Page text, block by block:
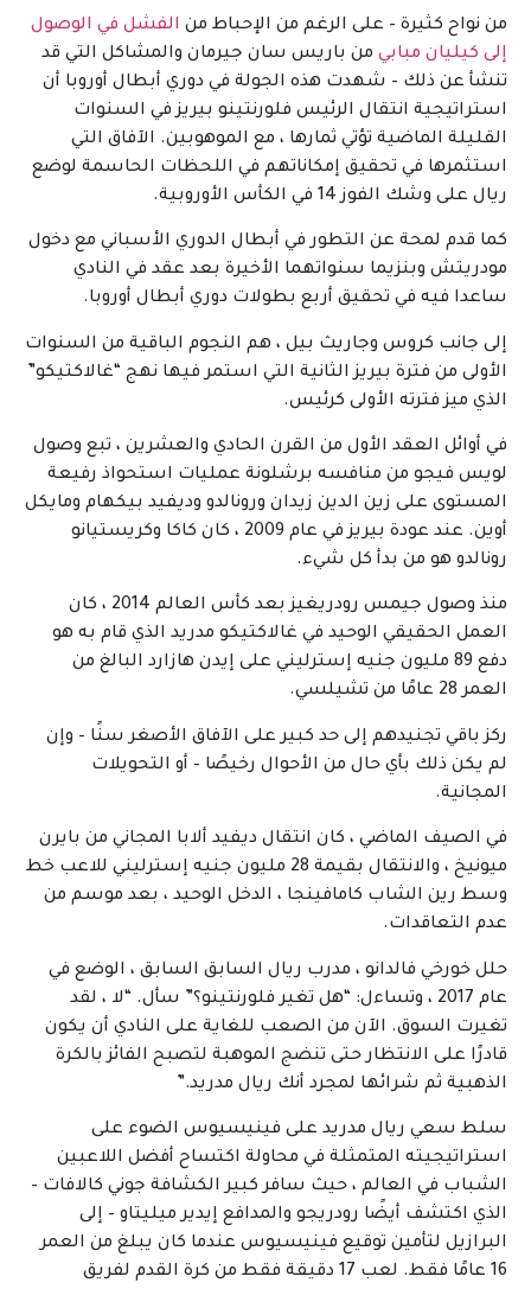
من نواح كثيرة – على الرغم من الإحباط من الفشل في الوصول
إلى كيليان مبابي من باريس سان جيرمان والمشاكل التي قد
تنشأ عن ذلك – شهدت هذه الجولة في دوري أبطال أوروبا أن
استراتيجية انتقال الرئيس فلورنتينو بيريز في السنوات
القليلة الماضية تؤتي ثمارها ، مع الموهوبين. الآفاق التي
استثمرها في تحقيق إمكاناتهم في اللحظات الحاسمة لوضع
ريال على وشك الفوز 14 في الكأس الأوروبية.
كما قدم لمحة عن التطور في أبطال الدوري الأسباني مع دخول
مودريتش وبنزيما سنواتهما الأخيرة بعد عقد في النادي
ساعدا فيه في تحقيق أربع بطولات دوري أبطال أوروبا.
إلى جانب كروس وجاريث بيل ، هم النجوم الباقية من السنوات
الأولى من فترة بيريز الثانية التي استمر فيها نهج “غالاكتيكو”
الذي ميز فترته الأولى كرئيس.
في أوائل العقد الأول من القرن الحادي والعشرين ، تبع وصول
لويس فيجو من منافسه برشلونة عمليات استحواذ رفيعة
المستوى على زين الدين زيدان ورونالدو وديفيد بيكهام ومايكل
أوين. عند عودة بيريز في عام 2009 ، كان كاكا وكريستيانو
رونالدو هو من بدأ كل شيء.
منذ وصول جيمس رودريغيز بعد كأس العالم 2014 ، كان
العمل الحقيقي الوحيد في غالاكتيكو مدريد الذي قام به هو
دفع 89 مليون جنيه إسترليني على إيدن هازارد البالغ من
العمر 28 عامًا من تشيلسي.
ركز باقي تجنيدهم إلى حد كبير على الآفاق الأصغر سنًا – وإن
لم يكن ذلك بأي حال من الأحوال رخيصًا – أو التحويلات
المجانية.
في الصيف الماضي ، كان انتقال ديفيد ألابا المجاني من بايرن
ميونيخ ، والانتقال بقيمة 28 مليون جنيه إسترليني للاعب خط
وسط رين الشاب كامافينجا ، الدخل الوحيد ، بعد موسم من
عدم التعاقدات.
حلل خورخي فالدانو ، مدرب ريال السابق السابق ، الوضع في
عام 2017 ، وتساءل: “هل تغير فلورنتينو؟” سأل. “لا ، لقد
تغيرت السوق. الآن من الصعب للغاية على النادي أن يكون
قادرًا على الانتظار حتى تنضج الموهبة لتصبح الفائز بالكرة
الذهبية ثم شرائها لمجرد أنك ريال مدريد.”
سلط سعي ريال مدريد على فينيسيوس الضوء على
استراتيجيته المتمثلة في محاولة اكتساح أفضل اللاعبين
الشباب في العالم ، حيث سافر كبير الكشافة جوني كالافات –
الذي اكتشف أيضًا رودريجو والمدافع إيدير ميليتاو – إلى
البرازيل لتأمين توقيع فينيسيوس عندما كان يبلغ من العمر
16 عامًا فقط. لعب 17 دقيقة فقط من كرة القدم لفريق